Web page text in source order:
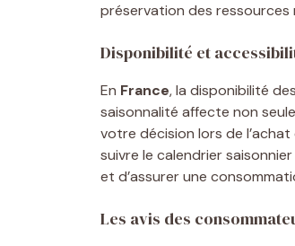
préservation des ressources
Disponibilité et
En France, la disponibilité des
saisonnalité affecte non
votre décision lors de l’achat
suivre le calendrier
et d’assurer une
Les avis des